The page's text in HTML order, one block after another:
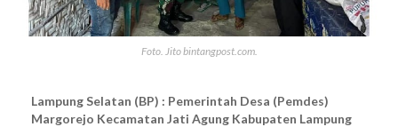
Foto. Jito bintangpost.com.
Lampung Selatan (BP) : Pemerintah Desa (Pemdes)
Margorejo Kecamatan Jati Agung Kabupaten Lampung